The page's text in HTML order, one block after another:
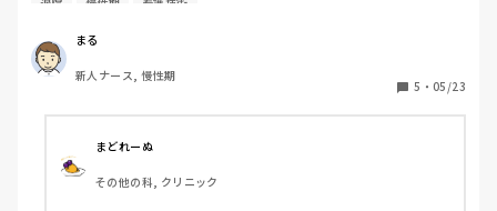
先日、霊安室に行く機会があり線香をたてる場面がありまし
た。
私の務める病院では、マッチを使用しての線香なのですが、
なりました。
そこで、マッチではなくライターを出来れば使用したいで
す。
ライターの使用は一般常識としては許容範囲なのか否かを教
まる
新人ナース, 慢性期
5 ・ 05/23
まどれーぬ
その他の科, クリニック